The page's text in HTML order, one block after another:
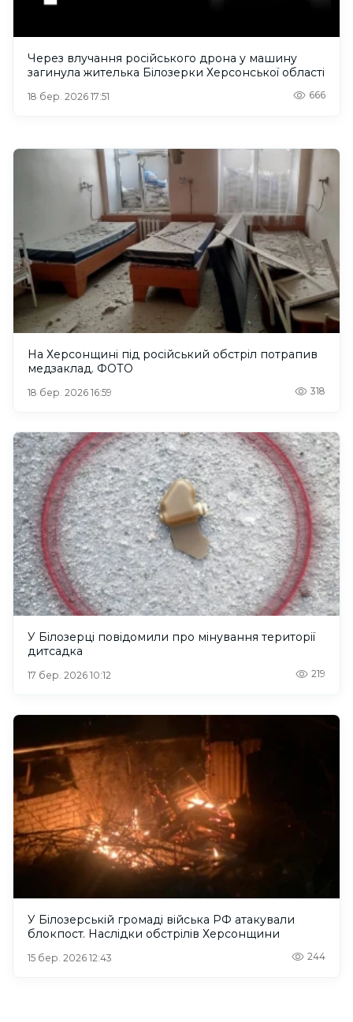
Через влучання російського дрона у машину
загинула жителька Білозерки Херсонської області
18 бер. 2026 17:51 666
На Херсонщині під російський обстріл потрапив
медзаклад. ФОТО
18 бер. 2026 16:59 318
У Білозерці повідомили про мінування території
дитсадка
17 бер. 2026 10:12 219
У Білозерській громаді війська РФ атакували
блокпост. Наслідки обстрілів Херсонщини
15 бер. 2026 12:43 244